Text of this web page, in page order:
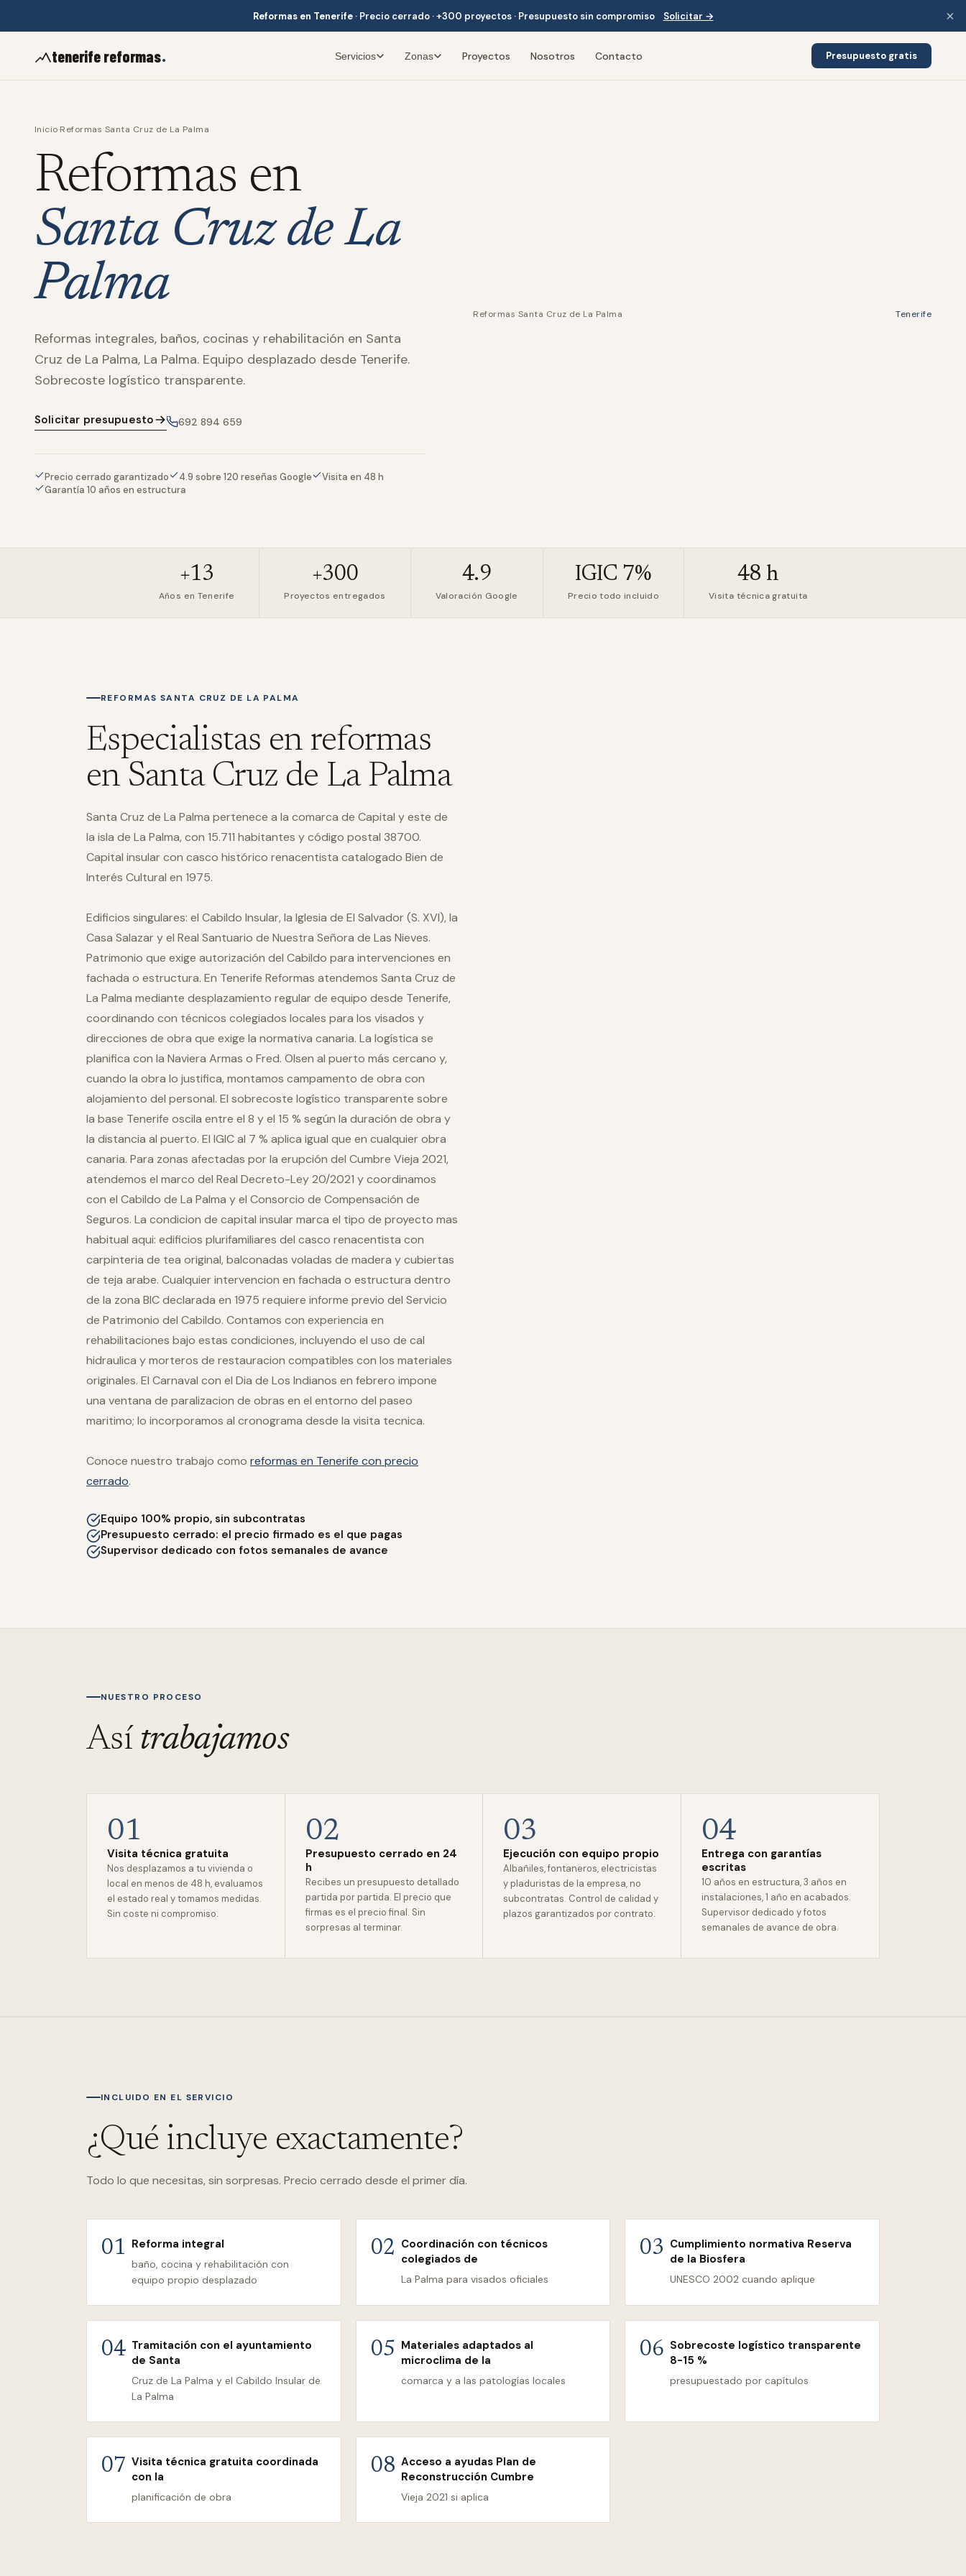
Reformas en Tenerife· Precio cerrado · +300 proyectos · Presupuesto sin compromiso Solicitar → ×
tenerife reformas. Servicios Zonas Proyectos Nosotros Contacto Presupuesto gratis
Inicio·Reformas Santa Cruz de La Palma
Reformas en
Santa Cruz de La
Palma
Reformas integrales, baños, cocinas y rehabilitación en Santa
Cruz de La Palma, La Palma. Equipo desplazado desde Tenerife.
Sobrecoste logístico transparente.
Solicitar presupuesto 692 894 659
Precio cerrado garantizado 4.9 sobre 120 reseñas Google
Visita en 48 h
Garantía 10 años en estructura
Reformas Santa Cruz de La Palma Tenerife
+13
Años en Tenerife
+300
Proyectos entregados
4.9
Valoración Google
IGIC 7%
Precio todo incluido
48 h
Visita técnica gratuita
REFORMAS SANTA CRUZ DE LA PALMA
Especialistas en reformas
en Santa Cruz de La Palma
Santa Cruz de La Palma pertenece a la comarca de Capital y este de
la isla de La Palma, con 15.711 habitantes y código postal 38700.
Capital insular con casco histórico renacentista catalogado Bien de
Interés Cultural en 1975.
Edificios singulares: el Cabildo Insular, la Iglesia de El Salvador (S. XVI), la
Casa Salazar y el Real Santuario de Nuestra Señora de Las Nieves.
Patrimonio que exige autorización del Cabildo para intervenciones en
fachada o estructura. En Tenerife Reformas atendemos Santa Cruz de
La Palma mediante desplazamiento regular de equipo desde Tenerife,
coordinando con técnicos colegiados locales para los visados y
direcciones de obra que exige la normativa canaria. La logística se
planifica con la Naviera Armas o Fred. Olsen al puerto más cercano y,
cuando la obra lo justifica, montamos campamento de obra con
alojamiento del personal. El sobrecoste logístico transparente sobre
la base Tenerife oscila entre el 8 y el 15 % según la duración de obra y
la distancia al puerto. El IGIC al 7 % aplica igual que en cualquier obra
canaria. Para zonas afectadas por la erupción del Cumbre Vieja 2021,
atendemos el marco del Real Decreto-Ley 20/2021 y coordinamos
con el Cabildo de La Palma y el Consorcio de Compensación de
Seguros. La condicion de capital insular marca el tipo de proyecto mas
habitual aqui: edificios plurifamiliares del casco renacentista con
carpinteria de tea original, balconadas voladas de madera y cubiertas
de teja arabe. Cualquier intervencion en fachada o estructura dentro
de la zona BIC declarada en 1975 requiere informe previo del Servicio
de Patrimonio del Cabildo. Contamos con experiencia en
rehabilitaciones bajo estas condiciones, incluyendo el uso de cal
hidraulica y morteros de restauracion compatibles con los materiales
originales. El Carnaval con el Dia de Los Indianos en febrero impone
una ventana de paralizacion de obras en el entorno del paseo
maritimo; lo incorporamos al cronograma desde la visita tecnica.
Conoce nuestro trabajo como reformas en Tenerife con precio
cerrado.
Equipo 100% propio, sin subcontratas
Presupuesto cerrado: el precio firmado es el que pagas
Supervisor dedicado con fotos semanales de avance
NUESTRO PROCESO
Así trabajamos
01
Visita técnica gratuita
Nos desplazamos a tu vivienda o
local en menos de 48 h, evaluamos
el estado real y tomamos medidas.
Sin coste ni compromiso.
02
Presupuesto cerrado en 24
h
Recibes un presupuesto detallado
partida por partida. El precio que
firmas es el precio final. Sin
sorpresas al terminar.
03
Ejecución con equipo propio
Albañiles, fontaneros, electricistas
y pladuristas de la empresa, no
subcontratas. Control de calidad y
plazos garantizados por contrato.
04
Entrega con garantías
escritas
10 años en estructura, 3 años en
instalaciones, 1 año en acabados.
Supervisor dedicado y fotos
semanales de avance de obra.
INCLUIDO EN EL SERVICIO
¿Qué incluye exactamente?
Todo lo que necesitas, sin sorpresas. Precio cerrado desde el primer día.
01 Reforma integral
baño, cocina y rehabilitación con
equipo propio desplazado
02 Coordinación con técnicos
colegiados de
La Palma para visados oficiales
03 Cumplimiento normativa Reserva
de la Biosfera
UNESCO 2002 cuando aplique
04 Tramitación con el ayuntamiento
de Santa
Cruz de La Palma y el Cabildo Insular de
La Palma
05 Materiales adaptados al
microclima de la
comarca y a las patologías locales
06 Sobrecoste logístico transparente
8-15 %
presupuestado por capítulos
07 Visita técnica gratuita coordinada
con la
planificación de obra
08 Acceso a ayudas Plan de
Reconstrucción Cumbre
Vieja 2021 si aplica